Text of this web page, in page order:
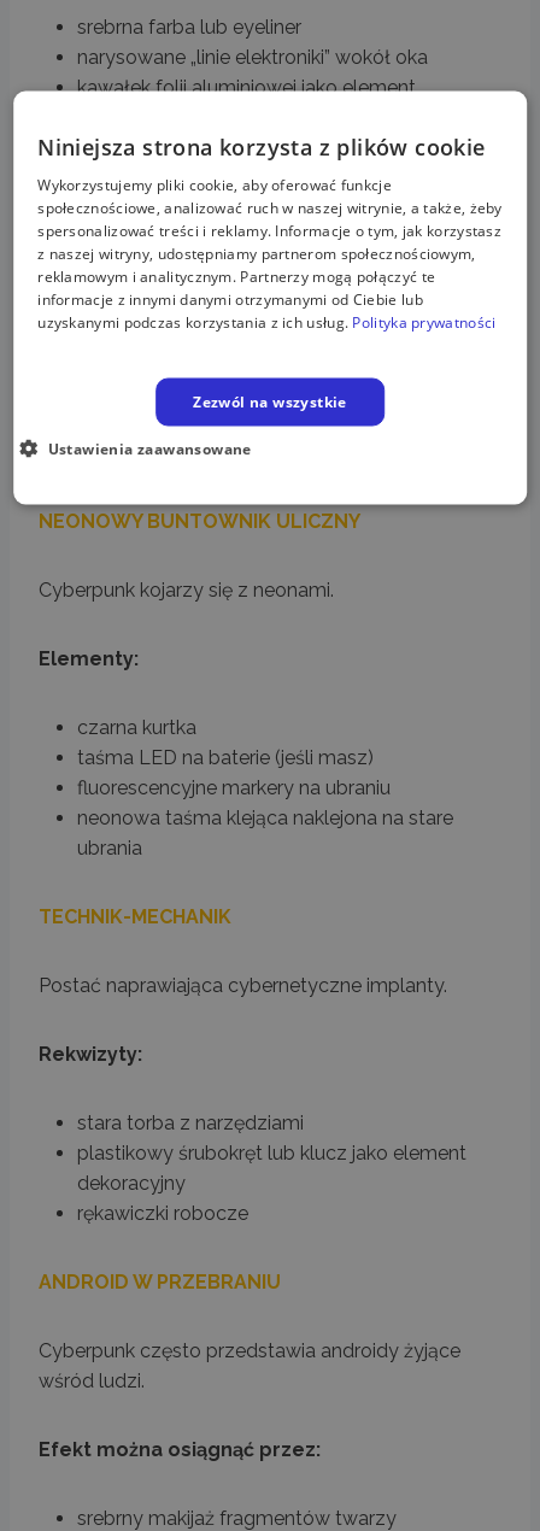
srebrna farba lub eyeliner
narysowane „linie elektroniki” wokół oka
kawałek folii aluminiowej jako element
MECHANICZNA RĘKA
Możesz udawać, że masz cybernetyczną protezę.
Jak to zrobić:
czarna rękawiczka
przyklejone przewody lub fragmenty plastiku
srebrna taśma izolacyjna
NEONOWY BUNTOWNIK ULICZNY
Cyberpunk kojarzy się z neonami.
Elementy:
czarna kurtka
taśma LED na baterie (jeśli masz)
fluorescencyjne markery na ubraniu
neonowa taśma klejąca naklejona na stare
ubrania
TECHNIK-MECHANIK
Postać naprawiająca cybernetyczne implanty.
Rekwizyty:
stara torba z narzędziami
plastikowy śrubokręt lub klucz jako element
dekoracyjny
rękawiczki robocze
ANDROID W PRZEBRANIU
Cyberpunk często przedstawia androidy żyjące
wśród ludzi.
Efekt można osiągnąć przez:
srebrny makijaż fragmentów twarzy
Niniejsza strona korzysta z plików cookie
Wykorzystujemy pliki cookie, aby oferować funkcje
społecznościowe, analizować ruch w naszej witrynie, a także, żeby
spersonalizować treści i reklamy. Informacje o tym, jak korzystasz
z naszej witryny, udostępniamy partnerom społecznościowym,
reklamowym i analitycznym. Partnerzy mogą połączyć te
informacje z innymi danymi otrzymanymi od Ciebie lub
uzyskanymi podczas korzystania z ich usług. Polityka prywatności
Zezwól na wszystkie
Ustawienia zaawansowane